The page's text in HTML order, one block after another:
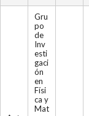
Gru
po
de
Inv
esti
gaci
ón
en
Físi
ca y
Mat